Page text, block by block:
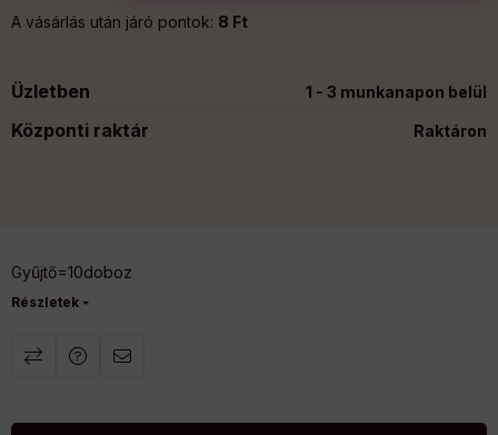
A vásárlás után járó pontok: 8 Ft
Üzletben 1 - 3 munkanapon belül
Központi raktár Raktáron
Gyűjtő=10doboz
Részletek